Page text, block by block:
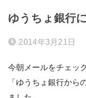
ゆうちょ銀行
2014年3月21日
今朝メールをチェッ
「ゆうちょ銀行から